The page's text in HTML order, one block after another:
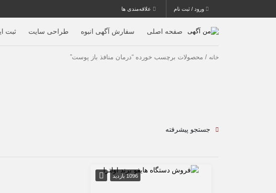
ورود / ثبت نام علاقه‌مندی ها
صفحه اصلی سفارش آگهی انبوه طراحی سایت ثبت
خانه / محصولات برچسب خورده “درمان منافذ باز پوست”
جستجو پیشرفته
1096 بازدید